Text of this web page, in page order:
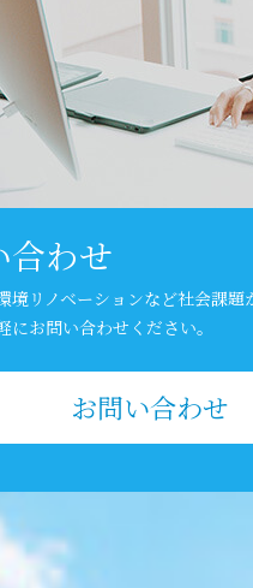
合わせ
境リノベーションなど社会課題
にお問い合わせください。
お問い合わせ